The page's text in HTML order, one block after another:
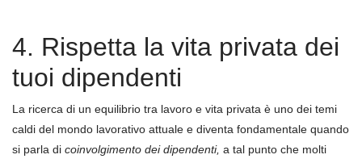
4. Rispetta la vita privata dei
tuoi dipendenti
La ricerca di un equilibrio tra lavoro e vita privata è uno dei temi
caldi del mondo lavorativo attuale e diventa fondamentale quando
si parla di coinvolgimento dei dipendenti, a tal punto che molti